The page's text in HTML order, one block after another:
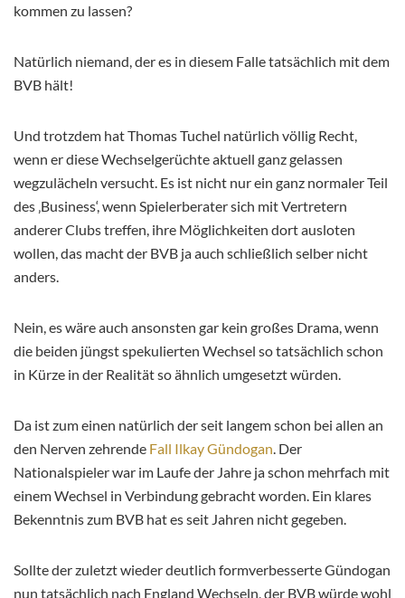
kommen zu lassen?
Natürlich niemand, der es in diesem Falle tatsächlich mit dem
BVB hält!
Und trotzdem hat Thomas Tuchel natürlich völlig Recht,
wenn er diese Wechselgerüchte aktuell ganz gelassen
wegzulächeln versucht. Es ist nicht nur ein ganz normaler Teil
des ‚Business‘, wenn Spielerberater sich mit Vertretern
anderer Clubs treffen, ihre Möglichkeiten dort ausloten
wollen, das macht der BVB ja auch schließlich selber nicht
anders.
Nein, es wäre auch ansonsten gar kein großes Drama, wenn
die beiden jüngst spekulierten Wechsel so tatsächlich schon
in Kürze in der Realität so ähnlich umgesetzt würden.
Da ist zum einen natürlich der seit langem schon bei allen an
den Nerven zehrende Fall Ilkay Gündogan . Der
Nationalspieler war im Laufe der Jahre ja schon mehrfach mit
einem Wechsel in Verbindung gebracht worden. Ein klares
Bekenntnis zum BVB hat es seit Jahren nicht gegeben.
Sollte der zuletzt wieder deutlich formverbesserte Gündogan
nun tatsächlich nach England Wechseln, der BVB würde wohl